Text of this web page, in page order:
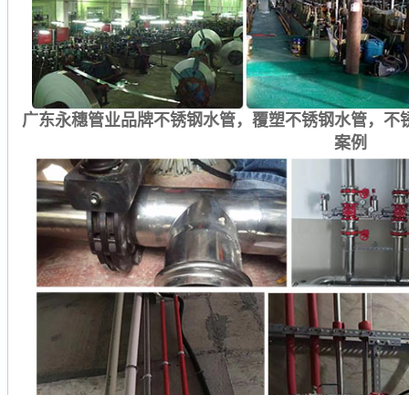
广东永穗管业品牌不锈钢水管，覆塑不锈钢水管，
案例